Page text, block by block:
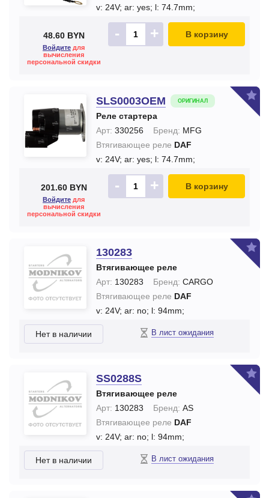
v: 24V; ar: yes; l: 74.7mm;
48.60 BYN
Войдите для
вычисления
персональной скидки
- + В корзину
SLS0003OEM ОРИГИНАЛ
Реле стартера
Арт: 330256 Бренд: MFG
Втягивающее реле DAF
v: 24V; ar: yes; l: 74.7mm;
201.60 BYN
Войдите для
вычисления
персональной скидки
- + В корзину
130283
Втягивающее реле
Арт: 130283 Бренд: CARGO
Втягивающее реле DAF
v: 24V; ar: no; l: 94mm;
Нет в наличии В лист ожидания
SS0288S
Втягивающее реле
Арт: 130283 Бренд: AS
Втягивающее реле DAF
v: 24V; ar: no; l: 94mm;
Нет в наличии В лист ожидания